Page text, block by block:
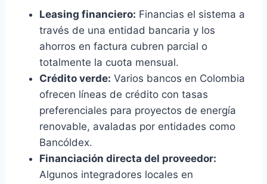
Leasing financiero: Financias el sistema a
través de una entidad bancaria y los
ahorros en factura cubren parcial o
totalmente la cuota mensual.
Crédito verde: Varios bancos en Colombia
ofrecen líneas de crédito con tasas
preferenciales para proyectos de energía
renovable, avaladas por entidades como
Bancóldex.
Financiación directa del proveedor:
Algunos integradores locales en